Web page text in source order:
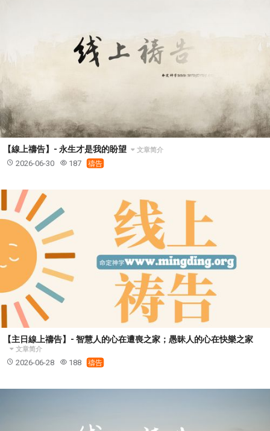
【線上禱告】- 永生才是我的盼望 文章简介
2026-06-30 187 禱告
【主日線上禱告】- 智慧人的心在遭喪之家；愚昧人的心在快樂之家
文章简介
2026-06-28 188 禱告